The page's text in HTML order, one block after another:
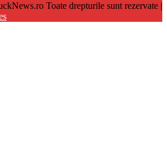
Toate drepturile sunt rezervate |